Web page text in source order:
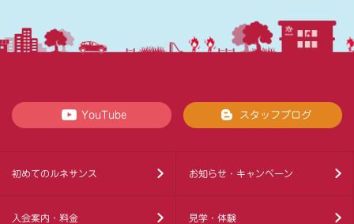
YouTube スタッフブログ
初めてのルネサンス お知らせ・キャンペーン
入会案内・料金 見学・体験